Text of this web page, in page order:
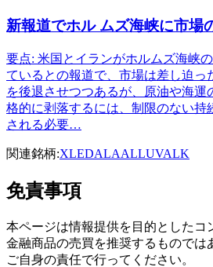
新報道でホル ムズ海峡に市場
要点: 米国とイランがホルムズ海峡
ているとの報道で、市場は差し迫っ
を後退させつつあるが、原油や海運
格的に剥落するには、制限のない持
される必要…
関連銘柄:XLEDALAALLUVALK
免責事項
本ページは情報提供を目的としたコ
金融商品の売買を推奨するものでは
ご自身の責任で行ってください。